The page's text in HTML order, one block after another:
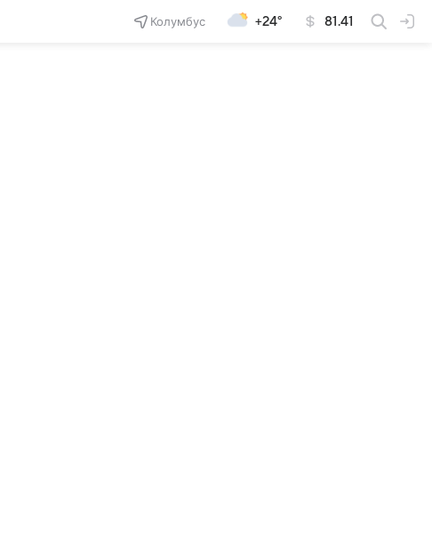
Колумбус +24° 81.41